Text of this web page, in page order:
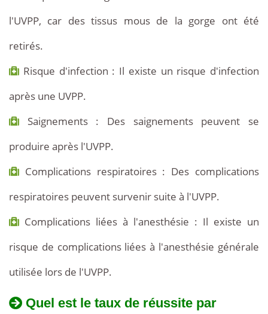
l'UVPP, car des tissus mous de la gorge ont été
retirés.
Risque d'infection : Il existe un risque d'infection
après une UVPP.
Saignements : Des saignements peuvent se
produire après l'UVPP.
Complications respiratoires : Des complications
respiratoires peuvent survenir suite à l'UVPP.
Complications liées à l'anesthésie : Il existe un
risque de complications liées à l'anesthésie générale
utilisée lors de l'UVPP.
Quel est le taux de réussite par